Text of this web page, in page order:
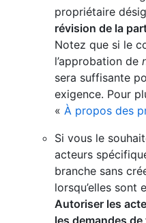
propriétaire
révision de la
Notez que si le
l’approbation de
sera suffisante
exigence. Pour
« À propos des
Si vous le
acteurs
branche sans
lorsqu’elles sont
Autoriser les